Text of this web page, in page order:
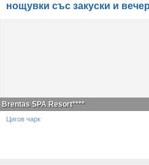
нощувки със закуски и
Brentas SPA Resort****
Цигов чарк